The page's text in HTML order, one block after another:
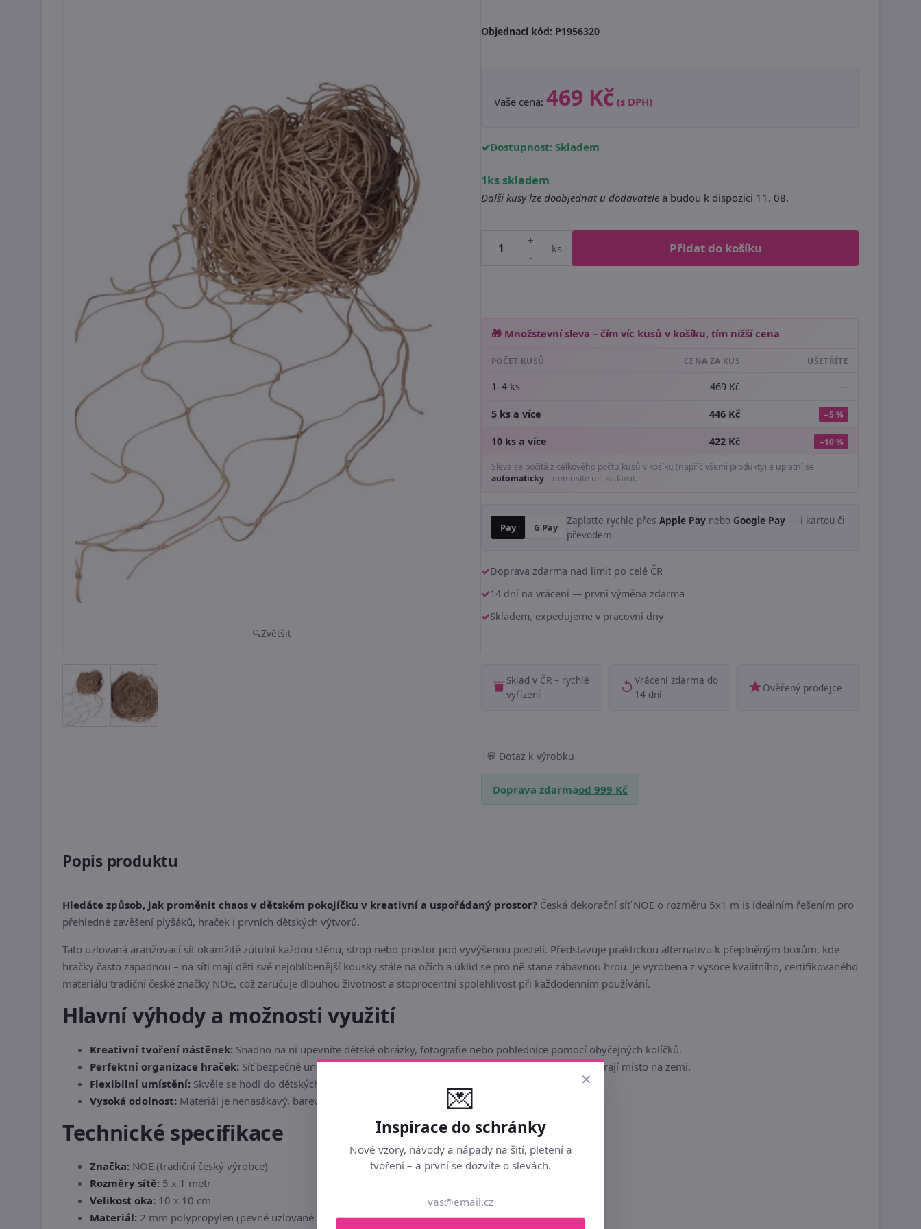
Zvětšit
Objednací kód: P1956320
Vaše cena: 469 Kč (s DPH)
Dostupnost: Skladem
1ks skladem
Další kusy lze doobjednat u dodavatele a budou k dispozici 11. 08.
+
-
ks Přidat do košíku
🎁 Množstevní sleva – čím víc kusů v košíku, tím nižší cena
POČET KUSŮ CENA ZA KUS UŠETŘÍTE
1–4 ks 469 Kč —
5 ks a více 446 Kč −5 %
10 ks a více 422 Kč −10 %
Sleva se počítá z celkového počtu kusů v košíku (napříč všemi produkty) a uplatní se
automaticky– nemusíte nic zadávat.
Pay G Pay
Zaplaťte rychle přes Apple Pay nebo Google Pay — i kartou či
převodem.
Doprava zdarma nad limit po celé ČR
14 dní na vrácení — první výměna zdarma
Skladem, expedujeme v pracovní dny
Sklad v ČR – rychlé
vyřízení
Vrácení zdarma do
14 dní
Ověřený prodejce
Dotaz k výrobku
Doprava zdarmaod 999 Kč
Popis produktu
Hledáte způsob, jak proměnit chaos v dětském pokojíčku v kreativní a uspořádaný prostor? Česká dekorační síť NOE o rozměru 5x1 m is ideálním řešením pro
přehledné zavěšení plyšáků, hraček i prvních dětských výtvorů.
Tato uzlovaná aranžovací síť okamžitě zútulní každou stěnu, strop nebo prostor pod vyvýšenou postelí. Představuje praktickou alternativu k přeplněným boxům, kde
hračky často zapadnou – na síti mají děti své nejoblíbenější kousky stále na očích a úklid se pro ně stane zábavnou hrou. Je vyrobena z vysoce kvalitního, certifikovaného
materiálu tradiční české značky NOE, což zaručuje dlouhou životnost a stoprocentní spolehlivost při každodenním používání.
Hlavní výhody a možnosti využití
Kreativní tvoření nástěnek: Snadno na ni upevníte dětské obrázky, fotografie nebo pohlednice pomocí obyčejných kolíčků.
Perfektní organizace hraček: Síť bezpečně unese lehké plyšáky, maňásky a další drobnosti, které jinak zabírají místo na zemi.
Flexibilní umístění: Skvěle se hodí do dětských pokojů, mateřských školek, školních družin nebo kluboven.
Vysoká odolnost: Materiál je nenasákavý, barevně stálý a netřepí se.
Technické specifikace
Značka: NOE (tradiční český výrobce)
Rozměry sítě: 5 x 1 metr
Velikost oka: 10 x 10 cm
Materiál: 2 mm polypropylen (pevné uzlované vlákno)
×
💌
Inspirace do schránky
Nové vzory, návody a nápady na šití, pletení a
tvoření – a první se dozvíte o slevách.